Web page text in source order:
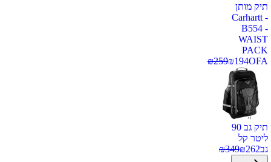
תיק מותן
Carhartt -
B554 -
WAIST
PACK
OFA
₪194
₪259
תיק גב 90
ליטר קל
גב
₪262
₪349